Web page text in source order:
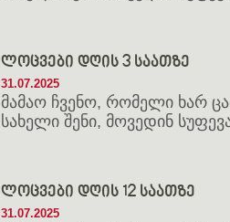
ლოცვები დღის 3 საათზე
31.07.2025
მამაო ჩვენო, რომელი ხარ
სახელი შენი, მოვედინ
ლოცვები დღის 12 საათზე
31.07.2025